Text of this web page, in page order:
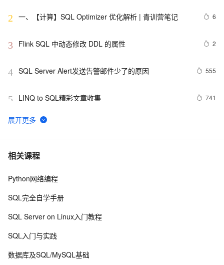
2 一、【计算】SQL Optimizer 优化解析 | 青训营笔记 6
3 Flink SQL 中动态修改 DDL 的属性 2
4 SQL Server Alert发送告警邮件少了的原因 555
5 LINQ to SQL精彩文章收集 741
6 10g 中使用toad的sql编辑的autotrace的问题？
7 SQL优化常用方法8
8 实用SQL语句
(转载) )
10在打包程序中自动安装SQL Server数据库 .
相关课程
Python网络编程
SQL完全自学手册
SQL Server on Linux入门教程
SQL入门与实践
数据库及SQL/MySQL基础